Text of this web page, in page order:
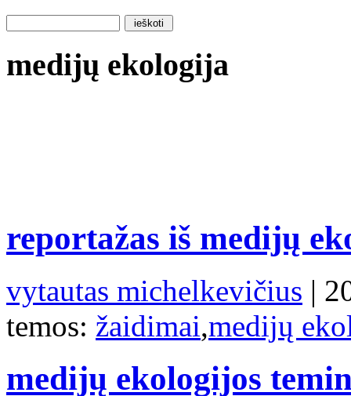
medijų ekologija
reportažas iš medijų
vytautas michelkevičius |
temos: žaidimai,medijų
medijų ekologijos